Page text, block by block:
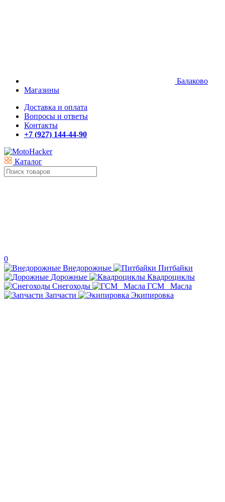
Балаково
Магазины
Доставка и оплата
Вопросы и ответы
Контакты
+7 (927) 144-44-90
Каталог
0
Внедорожные
Питбайки
Дорожные
Квадроциклы
Снегоходы
ГСМ _Масла
Запчасти
Экипировка